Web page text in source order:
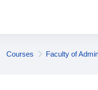
Courses Faculty of